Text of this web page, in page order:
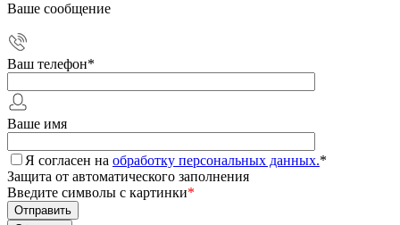
Ваше сообщение
Ваш телефон*
Ваше имя
Я согласен на обработку персональных данных.*
Защита от автоматического заполнения
Введите символы с картинки*